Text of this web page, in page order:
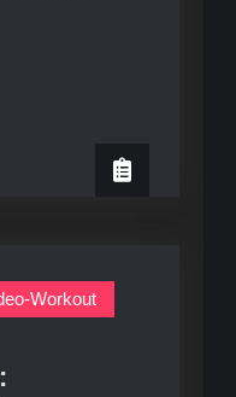
Workout